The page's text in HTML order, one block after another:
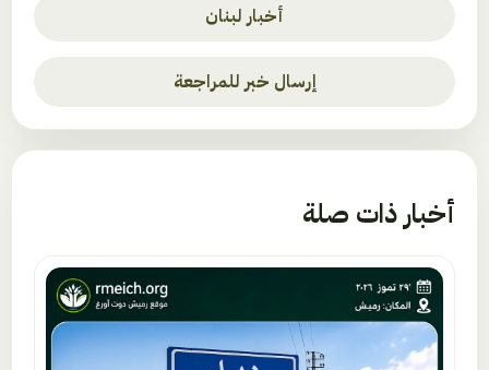
أخبار لبنان
إرسال خبر للمراجعة
أخبار ذات صلة